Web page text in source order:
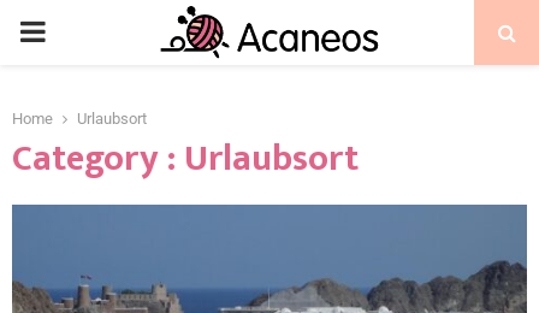
Home Urlaubsort
Category : Urlaubsort